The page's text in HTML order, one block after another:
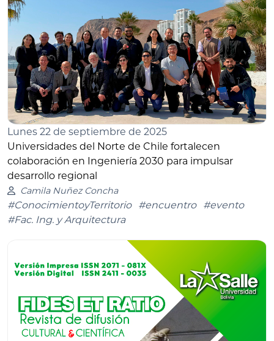
Lunes 22 de septiembre de 2025
Universidades del Norte de Chile fortalecen
colaboración en Ingeniería 2030 para impulsar
desarrollo regional
Camila Nuñez Concha
#ConocimientoyTerritorio #encuentro
#evento
#Fac. Ing. y Arquitectura